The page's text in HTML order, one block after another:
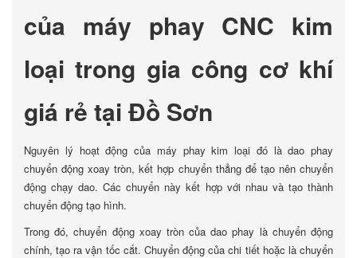
của máy phay CNC kim
loại trong gia công cơ khí
giá rẻ tại Đồ Sơn
Nguyên lý hoạt động của máy phay kim loại đó là dao phay
chuyển động xoay tròn, kết hợp chuyển thẳng để tạo nên chuyển
động chạy dao. Các chuyển này kết hợp với nhau và tạo thành
chuyển động tạo hình.
Trong đó, chuyển động xoay tròn của dao phay là chuyển động
chính, tạo ra vận tốc cắt. Chuyển động của chi tiết hoặc là chuyển